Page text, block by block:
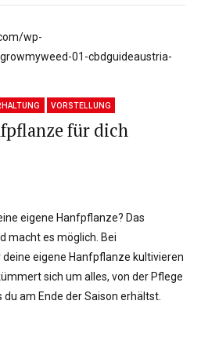
VORSTELLUNG
für dich
eigene Hanfpflanze? Das
macht es möglich. Bei
deine eigene Hanfpflanze kultivieren
sich um alles, von der Pflege
am Ende der Saison erhältst.